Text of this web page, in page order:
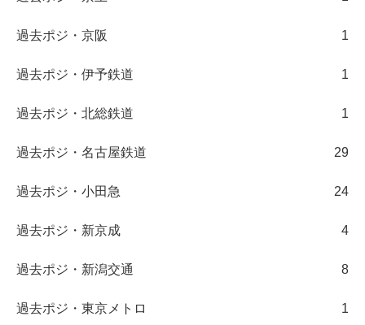
過去ポジ・京阪 1
過去ポジ・伊予鉄道 1
過去ポジ・北総鉄道 1
過去ポジ・名古屋鉄道 29
過去ポジ・小田急 24
過去ポジ・新京成 4
過去ポジ・新潟交通 8
過去ポジ・東京メトロ 1